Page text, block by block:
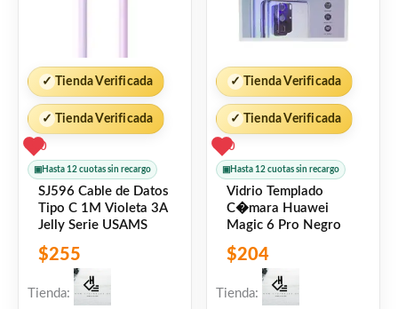
✓ Tienda Verificada
✓ Tienda Verificada
0
▣ Hasta 12 cuotas sin recargo
SJ596 Cable de Datos
Tipo C 1M Violeta 3A
Jelly Serie USAMS
$255
Tienda:
✓ Tienda Verificada
✓ Tienda Verificada
0
▣ Hasta 12 cuotas sin recargo
Vidrio Templado
C�mara Huawei
Magic 6 Pro Negro
$204
Tienda: